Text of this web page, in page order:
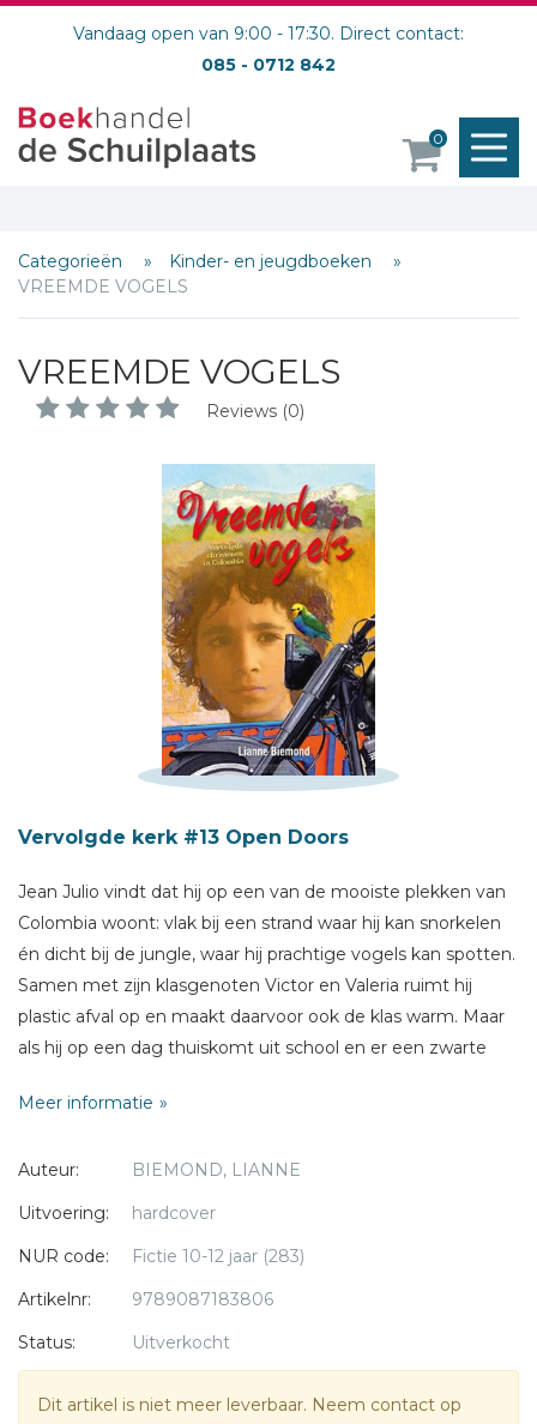
Vandaag open van 9:00 - 17:30. Direct contact:
085 - 0712 842
0
Categorieën
Kinder- en jeugdboeken
VREEMDE VOGELS
VREEMDE VOGELS
Reviews (0)
Vervolgde kerk #13 Open Doors
Jean Julio vindt dat hij op een van de mooiste plekken van
Colombia woont: vlak bij een strand waar hij kan snorkelen
én dicht bij de jungle, waar hij prachtige vogels kan spotten.
Samen met zijn klasgenoten Victor en Valeria ruimt hij
plastic afval op en maakt daarvoor ook de klas warm. Maar
als hij op een dag thuiskomt uit school en er een zwarte
abrupt. De motorrijder valt zijn moeder lastig en daar blijft
het werk van zijn vader te maken met dit bezoek? En wat
heeft hij besproken met de bezoeker van Open Doors? Als
zijn vader een ingrijpende beslissing.
Meer informatie
Auteur:
BIEMOND, LIANNE
Uitvoering:
hardcover
NUR code:
Fictie 10-12 jaar (283)
Artikelnr:
9789087183806
Status:
Uitverkocht
Dit artikel is niet meer leverbaar. Neem contact op
Schrijf hieronder je review!
Bericht *
* = verplicht